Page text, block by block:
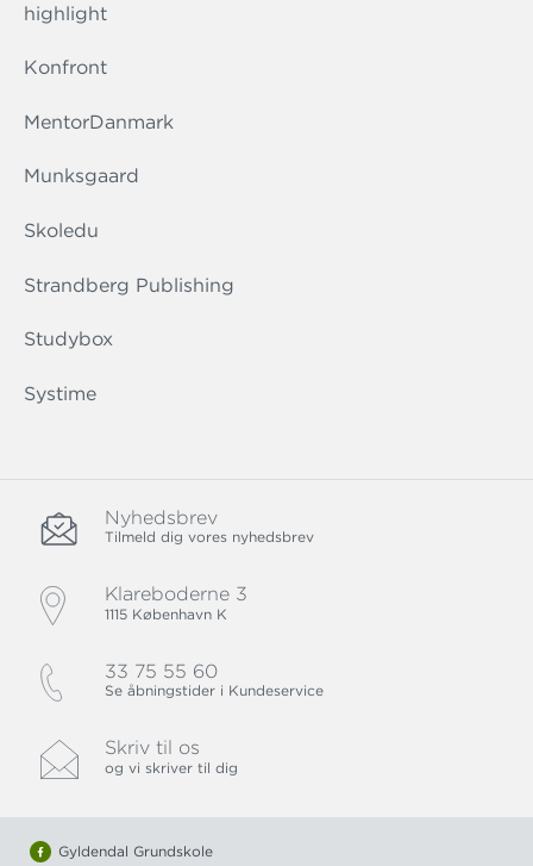
highlight
Konfront
MentorDanmark
Munksgaard
Skoledu
Strandberg Publishing
Studybox
Systime
Nyhedsbrev
Tilmeld dig vores nyhedsbrev
Klareboderne 3
1115 København K
33 75 55 60
Se åbningstider i Kundeservice
Skriv til os
og vi skriver til dig
Gyldendal Grundskole